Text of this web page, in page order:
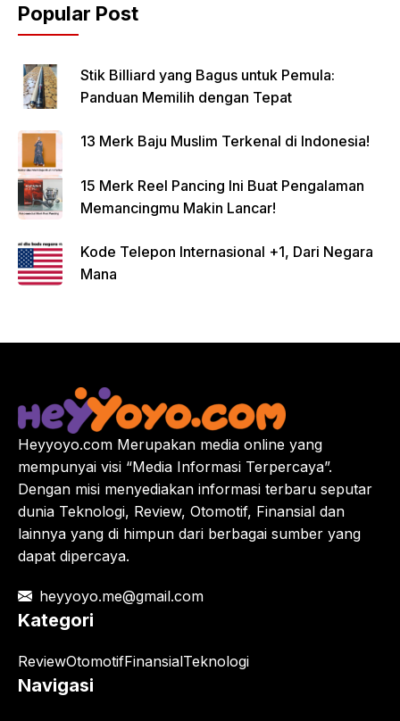
Popular Post
Stik Billiard yang Bagus untuk Pemula:
Panduan Memilih dengan Tepat
13 Merk Baju Muslim Terkenal di Indonesia!
15 Merk Reel Pancing Ini Buat Pengalaman
Memancingmu Makin Lancar!
Kode Telepon Internasional +1, Dari Negara
Mana
Heyyoyo.com Merupakan media online yang
mempunyai visi “Media Informasi Terpercaya”.
Dengan misi menyediakan informasi terbaru seputar
dunia Teknologi, Review, Otomotif, Finansial dan
lainnya yang di himpun dari berbagai sumber yang
dapat dipercaya.
heyyoyo.me@gmail.com
Kategori
ReviewOtomotifFinansialTeknologi
Navigasi